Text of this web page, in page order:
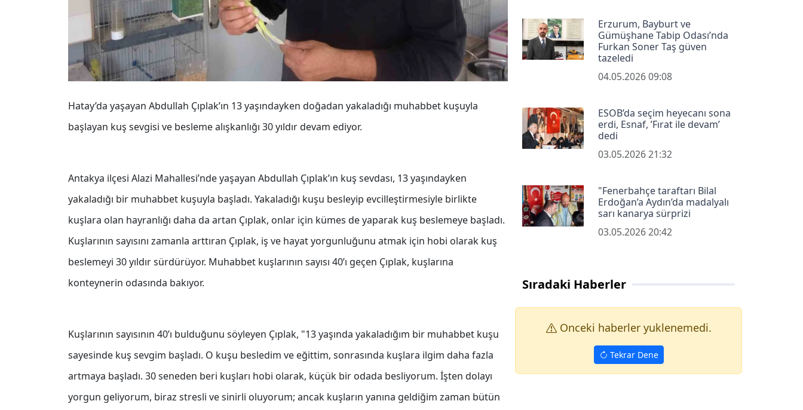
Hatay’da yaşayan Abdullah Çıplak’ın 13 yaşındayken doğadan yakaladığı muhabbet kuşuyla
başlayan kuş sevgisi ve besleme alışkanlığı 30 yıldır devam ediyor.
Antakya ilçesi Alazi Mahallesi’nde yaşayan Abdullah Çıplak’ın kuş sevdası, 13 yaşındayken
yakaladığı bir muhabbet kuşuyla başladı. Yakaladığı kuşu besleyip evcilleştirmesiyle birlikte
kuşlara olan hayranlığı daha da artan Çıplak, onlar için kümes de yaparak kuş beslemeye başladı.
Kuşlarının sayısını zamanla arttıran Çıplak, iş ve hayat yorgunluğunu atmak için hobi olarak kuş
beslemeyi 30 yıldır sürdürüyor. Muhabbet kuşlarının sayısı 40’ı geçen Çıplak, kuşlarına
konteynerin odasında bakıyor.
Kuşlarının sayısının 40’ı bulduğunu söyleyen Çıplak, "13 yaşında yakaladığım bir muhabbet kuşu
sayesinde kuş sevgim başladı. O kuşu besledim ve eğittim, sonrasında kuşlara ilgim daha fazla
artmaya başladı. 30 seneden beri kuşları hobi olarak, küçük bir odada besliyorum. İşten dolayı
yorgun geliyorum, biraz stresli ve sinirli oluyorum; ancak kuşların yanına geldiğim zaman bütün
Erzurum, Bayburt ve
Gümüşhane Tabip Odası’nda
Furkan Soner Taş güven
tazeledi
04.05.2026 09:08
ESOB’da seçim heyecanı sona
erdi, Esnaf, ’Fırat ile devam’
dedi
03.05.2026 21:32
"Fenerbahçe taraftarı Bilal
Erdoğan’a Aydın’da madalyalı
sarı kanarya sürprizi
03.05.2026 20:42
Sıradaki Haberler
Onceki haberler yuklenemedi.
Tekrar Dene